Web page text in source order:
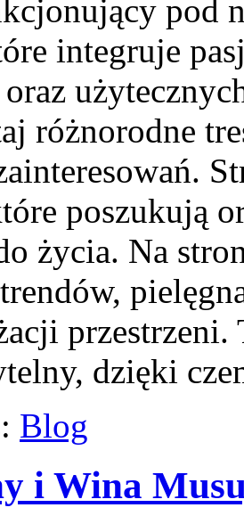
pod
integruje
różnorodne
poszukują
życia. Na
dzięki
Blog
i Wina